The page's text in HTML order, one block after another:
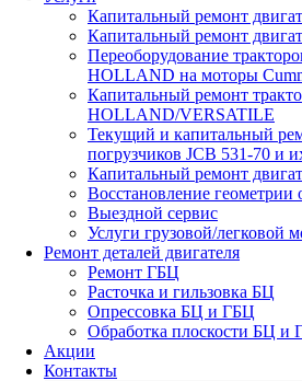
Капитальный ремонт
Капитальный ремонт
Переоборудование
HOLLAND на моторы
Капитальный ремонт
HOLLAND/VERSATILE
Текущий и капитальный
погрузчиков JCB 531-70 и
Капитальный ремонт
Восстановление геометрии
Выездной сервис
Услуги грузовой/легковой
Ремонт деталей двигателя
Ремонт ГБЦ
Расточка и гильзовка БЦ
Опрессовка БЦ и ГБЦ
Обработка плоскости БЦ и
Акции
Контакты